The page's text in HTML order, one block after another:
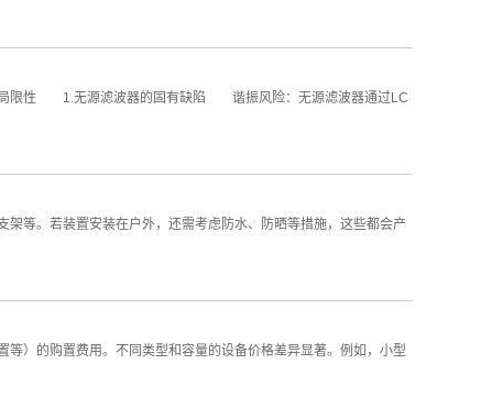
局限性 1.无源滤波器的固有缺陷 谐振风险：无源滤波器通过LC
。若装置安装在户外，还需考虑防水、防晒等措施，这些都会产
的购置费用。不同类型和容量的设备价格差异显著。例如，小型